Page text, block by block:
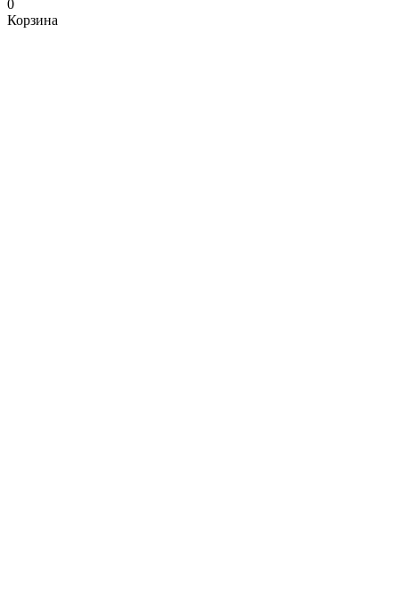
0
Корзина